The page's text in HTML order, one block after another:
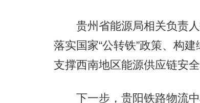
贵州省能源局相关负责人
落实国家“公转铁”政策、构
支撑西南地区能源供应链安全
下一步，贵阳铁路物流中